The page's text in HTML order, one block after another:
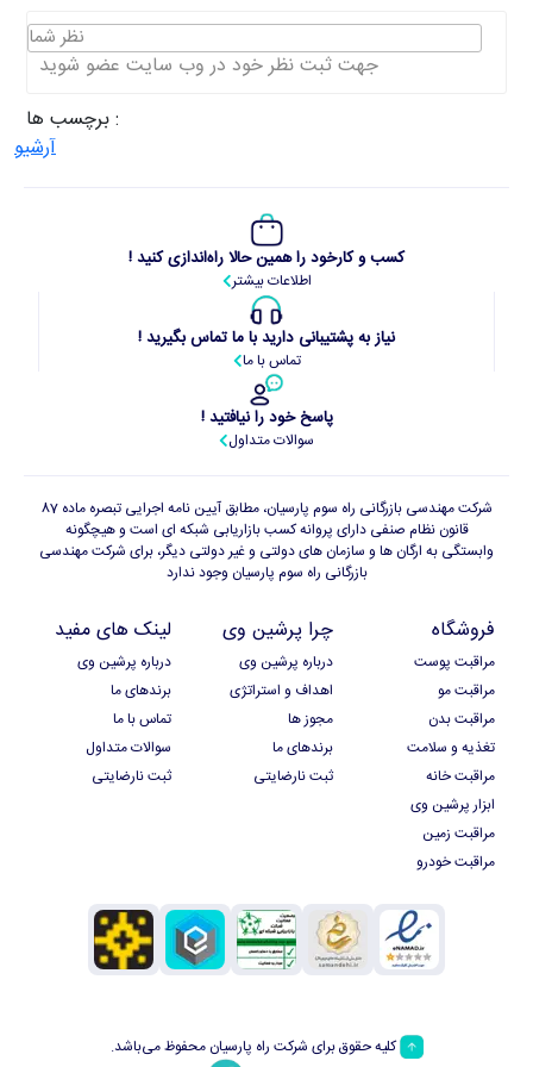
نظر شما
جهت ثبت نظر خود در وب سایت عضو شوید
برچسب ها :
آرشیو
کسب و کارخود را همین حالا راه‌اندازی کنید !
اطلاعات بیشتر
نیاز به پشتیبانی دارید با ما تماس بگیرید !
تماس با ما
پاسخ خود را نیافتید !
سوالات متداول
شرکت مهندسی بازرگانی راه سوم پارسیان، مطابق آیین نامه اجرایی تبصره ماده 87
قانون نظام صنفی دارای پروانه کسب بازاریابی شبکه ای است و هیچگونه
وابستگی به ارگان ها و سازمان های دولتی و غیر دولتی دیگر، برای شرکت مهندسی
بازرگانی راه سوم پارسیان وجود ندارد
فروشگاه
مراقبت پوست
مراقبت مو
مراقبت بدن
تغذیه و سلامت
مراقبت خانه
ابزار پرشین وی
مراقبت زمین
مراقبت خودرو
چرا پرشین وی
درباره پرشین وی
اهداف و استراتژی
مجوز ها
برندهای ما
ثبت نارضایتی
لینک های مفید
درباره پرشین وی
برندهای ما
تماس با ما
سوالات متداول
ثبت نارضایتی
کلیه حقوق برای شرکت راه پارسیان محفوظ می‌باشد.